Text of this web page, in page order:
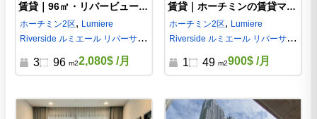
賃貸｜96㎡・リバービュー・
ホーチミン2区 d12005
ホーチミン2区, Lumiere
Riverside ルミエール リバーサイ
3 96 m22,080$ /月
賃貸｜ホーチミンの賃貸マン
ション | 落ち着いた時間が流
れるお部屋
ホーチミン2区, Lumiere
Riverside ルミエール リバーサイ
1 49 m2900$ /月